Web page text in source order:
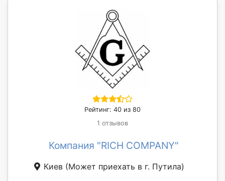
Рейтинг: 40 из 80
1 отзывов
Компания "RICH COMPANY"
Киев (Может приехать в г. Путила)